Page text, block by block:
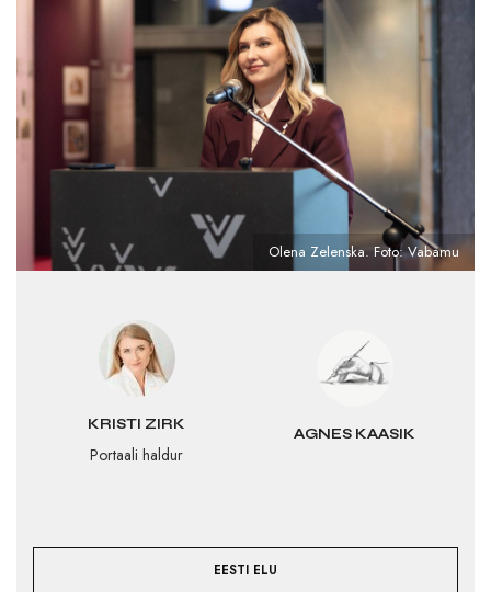
KRISTI ZIRK
Portaali haldur
AGNES KAASIK
EESTI ELU
Olena Zelenska. Foto: Vabamu